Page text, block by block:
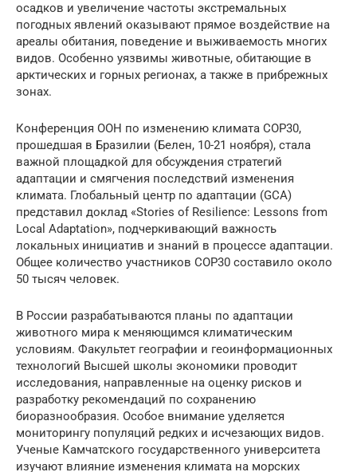
осадков и увеличение частоты экстремальных
погодных явлений оказывают прямое воздействие на
ареалы обитания, поведение и выживаемость многих
видов. Особенно уязвимы животные, обитающие в
арктических и горных регионах, а также в прибрежных
зонах.
Конференция ООН по изменению климата COP30,
прошедшая в Бразилии (Белен, 10-21 ноября), стала
важной площадкой для обсуждения стратегий
адаптации и смягчения последствий изменения
климата. Глобальный центр по адаптации (GCA)
представил доклад «Stories of Resilience: Lessons from
Local Adaptation», подчеркивающий важность
локальных инициатив и знаний в процессе адаптации.
Общее количество участников COP30 составило около
50 тысяч человек.
В России разрабатываются планы по адаптации
животного мира к меняющимся климатическим
условиям. Факультет географии и геоинформационных
технологий Высшей школы экономики проводит
исследования, направленные на оценку рисков и
разработку рекомендаций по сохранению
биоразнообразия. Особое внимание уделяется
мониторингу популяций редких и исчезающих видов.
Ученые Камчатского государственного университета
изучают влияние изменения климата на морских